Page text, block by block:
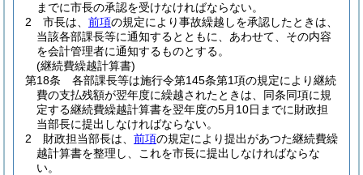
までに市長の承認を受けなければならない。
2
市長は、 前項の規定により事故繰越しを承認したときは、
当該各部課長等に通知するとともに、あわせて、その内容
を会計管理者に通知するものとする。
(継続費繰越計算書)
第18条
各部課長等は施行令第145条第1項の規定により継続
費の支払残額が翌年度に繰越されたときは、同条同項に規
定する継続費繰越計算書を翌年度の5月10日までに財政担
当部長に提出しなければならない。
2
財政担当部長は、 前項の規定により提出があつた継続費繰
越計算書を整理し、これを市長に提出しなければならな
い。